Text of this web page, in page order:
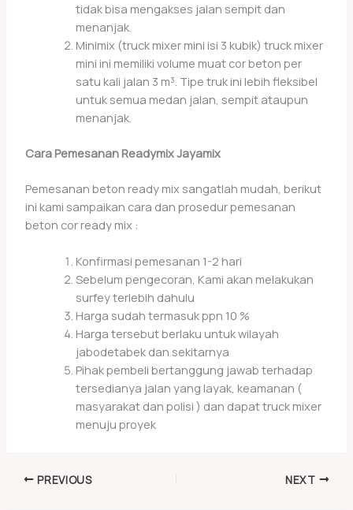
tidak bisa mengakses jalan sempit dan
menanjak.
Minimix (truck mixer mini isi 3 kubik) truck mixer
mini ini memiliki volume muat cor beton per
satu kali jalan 3 m³. Tipe truk ini lebih fleksibel
untuk semua medan jalan, sempit ataupun
menanjak.
Cara Pemesanan Readymix Jayamix
Pemesanan beton ready mix sangatlah mudah, berikut
ini kami sampaikan cara dan prosedur pemesanan
beton cor ready mix :
Konfirmasi pemesanan 1-2 hari
Sebelum pengecoran, Kami akan melakukan
surfey terlebih dahulu
Harga sudah termasuk ppn 10 %
Harga tersebut berlaku untuk wilayah
jabodetabek dan sekitarnya
Pihak pembeli bertanggung jawab terhadap
tersedianya jalan yang layak, keamanan (
masyarakat dan polisi ) dan dapat truck mixer
menuju proyek
PREVIOUS NEXT